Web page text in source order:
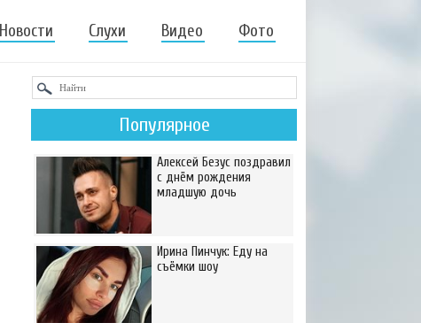
Новости Слухи Видео Фото
Популярное
Алексей Безус поздравил
с днём рождения
младшую дочь
Ирина Пинчук: Еду на
съёмки шоу